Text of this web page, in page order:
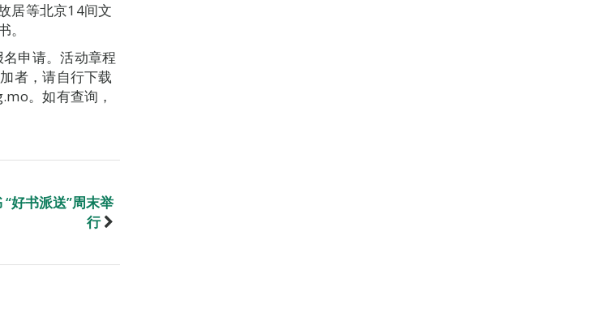
居等北京14间文
申请。活动章程
者，请自行下载
。如有查询，
好书派送”周末举
行